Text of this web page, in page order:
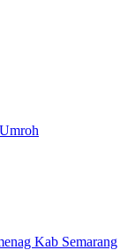
Kab Semarang